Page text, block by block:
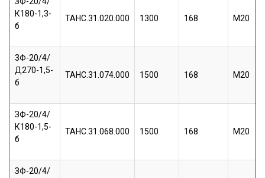
К180-1,3-
б
ТАНС.31.020.000 1300 168 М20
3Ф-20/4/
Д270-1,5-
б
ТАНС.31.074.000 1500 168 М20
ЗФ-20/4/
К180-1,5-
б
ТАНС.31.068.000 1500 168 М20
ЗФ-20/4/